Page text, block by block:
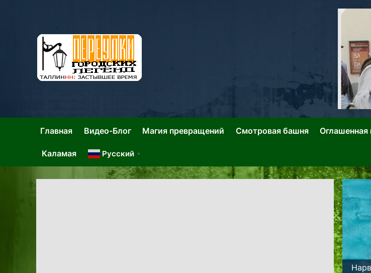
Таллин: Переулки Городских
Главная Видео-Блог Магия превращений Смотровая башня
Каламая Русский ▼